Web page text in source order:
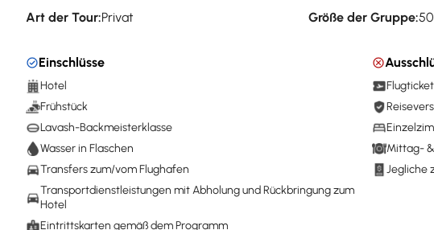
Art der Tour:Privat Größe der Gruppe:50
Einschlüsse
Hotel
Frühstück
Lavash-Backmeisterklasse
Wasser in Flaschen
Transfers zum/vom Flughafen
Transportdienstleistungen mit Abholung und Rückbringung zum
Hotel
Eintrittskarten gemäß dem Programm
Mittag-
Jegliche